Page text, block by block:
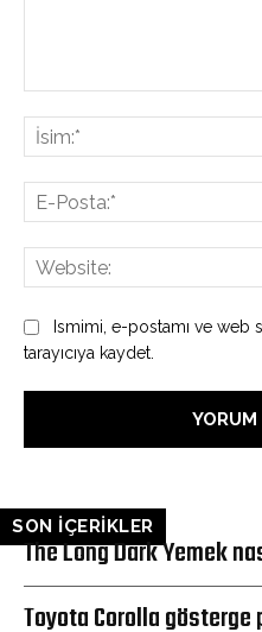
Ismimi, e-postamı ve web
tarayıcıya kaydet.
SON İÇERİKLER
The Long Dark Yemek
Toyota Corolla gösterge